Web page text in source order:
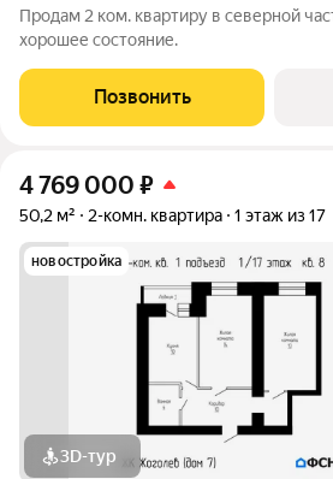
Продам 2 ком. квартиру в северной
хорошее состояние.
Позвонить
4 769 000 ₽
50,2 м² 2-комн. квартира 1 этаж из 17
новостройка
3D-тур